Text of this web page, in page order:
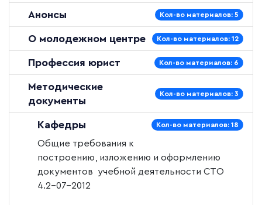
Анонсы Кол-во материалов: 5
О молодежном центре Кол-во материалов: 12
Профессия юрист Кол-во материалов: 6
Методические
документы
Кол-во материалов: 3
Кафедры Кол-во материалов: 18
Общие требования к
построению, изложению и оформлению
документов учебной деятельности СТО
4.2–07–2012